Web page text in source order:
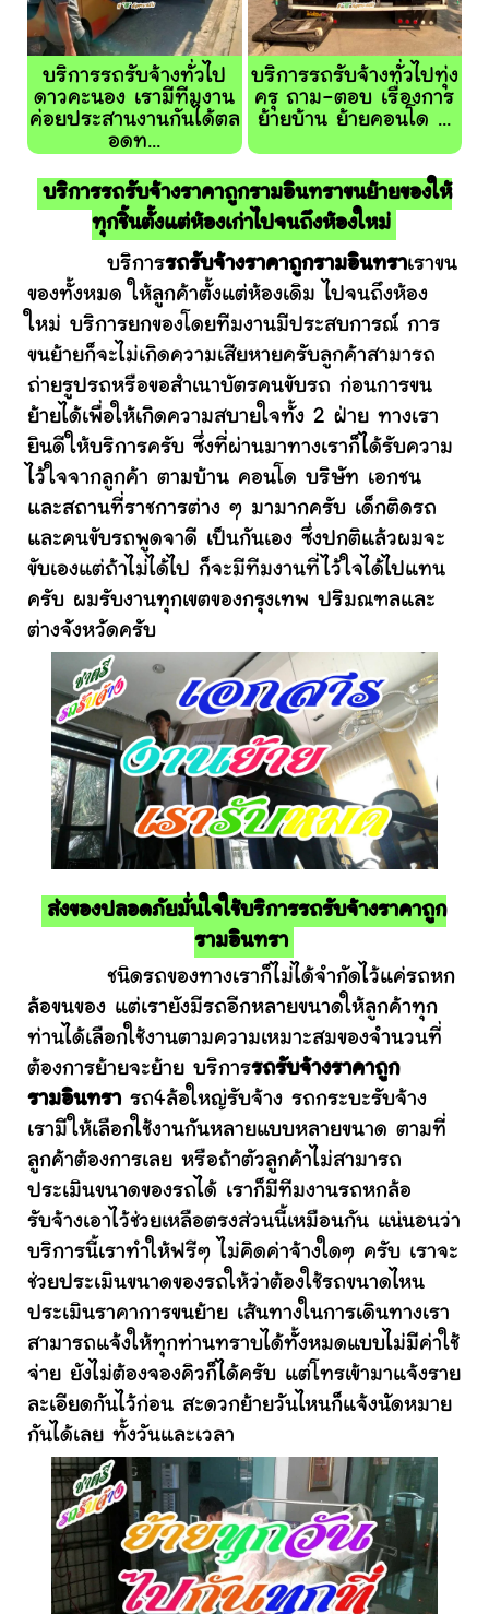
บริการรถรับจ้างทั่วไป
ดาวคะนอง เรามีทีมงาน
ค่อยประสานงานกันได้ตล
อดท...
บริการรถรับจ้างทั่วไปทุ่ง
ครุ ถาม-ตอบ เรื่องการ
ย้ายบ้าน ย้ายคอนโด ...
บริการรถรับจ้างราคาถูกรามอินทราขนย้ายของให้
ทุกชิ้นตั้งแต่ห้องเก่าไปจนถึงห้องใหม่
บริการรถรับจ้างราคาถูกรามอินทราเราขน
ของทั้งหมด ให้ลูกค้าตั้งแต่ห้องเดิม ไปจนถึงห้อง
ใหม่ บริการยกของโดยทีมงานมีประสบการณ์ การ
ขนย้ายก็จะไม่เกิดความเสียหายครับลูกค้าสามารถ
ถ่ายรูปรถหรือขอสำเนาบัตรคนขับรถ ก่อนการขน
ย้ายได้เพื่อให้เกิดความสบายใจทั้ง 2 ฝ่าย ทางเรา
ยินดีให้บริการครับ ซึ่งที่ผ่านมาทางเราก็ได้รับความ
ไว้ใจจากลูกค้า ตามบ้าน คอนโด บริษัท เอกชน
และสถานที่ราชการต่าง ๆ มามากครับ เด็กติดรถ
และคนขับรถพูดจาดี เป็นกันเอง ซึ่งปกติแล้วผมจะ
ขับเองแต่ถ้าไม่ได้ไป ก็จะมีทีมงานที่ไว้ใจได้ไปแทน
ครับ ผมรับงานทุกเขตของกรุงเทพ ปริมณฑลและ
ต่างจังหวัดครับ
ส่งของปลอดภัยมั่นใจใช้บริการรถรับจ้างราคาถูก
รามอินทรา
ชนิดรถของทางเราก็ไม่ได้จำกัดไว้แค่รถหก
ล้อขนของ แต่เรายังมีรถอีกหลายขนาดให้ลูกค้าทุก
ท่านได้เลือกใช้งานตามความเหมาะสมของจำนวนที่
ต้องการย้ายจะย้าย บริการรถรับจ้างราคาถูก
รามอินทรา รถ4ล้อใหญ่รับจ้าง รถกระบะรับจ้าง
เรามีให้เลือกใช้งานกันหลายแบบหลายขนาด ตามที่
ลูกค้าต้องการเลย หรือถ้าตัวลูกค้าไม่สามารถ
ประเมินขนาดของรถได้ เราก็มีทีมงานรถหกล้อ
รับจ้างเอาไว้ช่วยเหลือตรงส่วนนี้เหมือนกัน แน่นอนว่า
บริการนี้เราทำให้ฟรีๆ ไม่คิดค่าจ้างใดๆ ครับ เราจะ
ช่วยประเมินขนาดของรถให้ว่าต้องใช้รถขนาดไหน
ประเมินราคาการขนย้าย เส้นทางในการเดินทางเรา
สามารถแจ้งให้ทุกท่านทราบได้ทั้งหมดแบบไม่มีค่าใช้
จ่าย ยังไม่ต้องจองคิวก็ได้ครับ แต่โทรเข้ามาแจ้งราย
ละเอียดกันไว้ก่อน สะดวกย้ายวันไหนก็แจ้งนัดหมาย
กันได้เลย ทั้งวันและเวลา